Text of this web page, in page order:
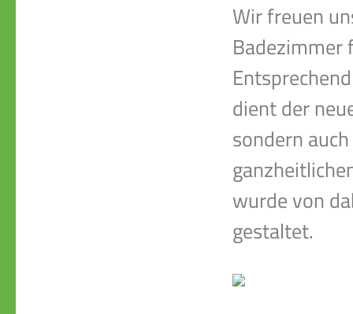
Wir freuen
Badezimmer
dient der
sondern
wurde von
gestaltet.